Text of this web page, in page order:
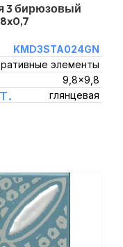
3 бирюзовый
KMD3STA024GN
элементы
9,8x9,8
глянцевая